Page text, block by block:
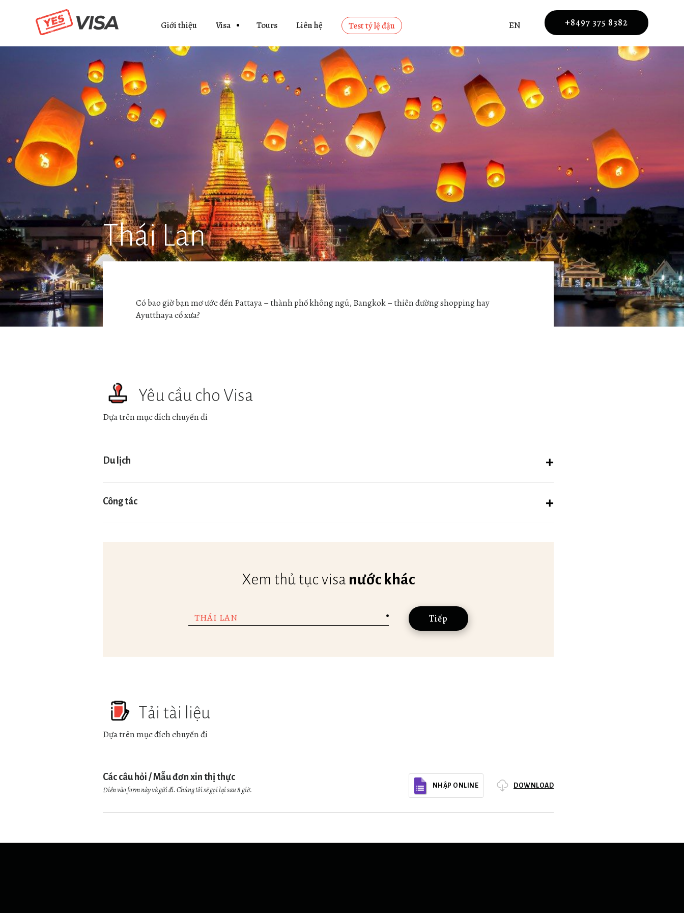
Giới thiệu Visa Tours Liên hệ Test tỷ lệ đậu EN +8497 375 8382
Thái Lan
Có bao giờ bạn mơ ước đến Pattaya – thành phố không ngủ, Bangkok – thiên đường shopping hay
Ayutthaya cổ xưa?
Yêu cầu cho Visa
Dựa trên mục đích chuyến đi
Du lịch
Công tác
Học sinh, sinh viên
Xem thủ tục visa nước khác
Tải tài liệu
Dựa trên mục đích chuyến đi
Các câu hỏi / Mẫu đơn xin thị thực
Điền vào form này và gửi đi. Chúng tôi sẽ gọi lại sau 8 giờ. NHẬP ONLINE DOWNLOAD